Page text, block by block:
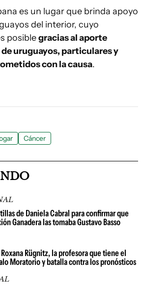
es un lugar que brinda apoyo
del interior, cuyo
posiblegracias al aporte
uruguayos, particulares y
con la causa.
Cáncer
de Daniela Cabral para confirmar que
Ganadera las tomaba Gustavo Basso
Rügnitz, la profesora que tiene el
Moratorio y batalla contra los pronósticos